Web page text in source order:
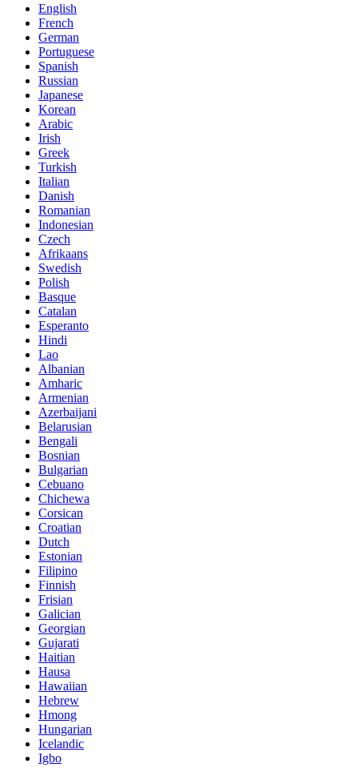
English
French
German
Portuguese
Spanish
Russian
Japanese
Korean
Arabic
Irish
Greek
Turkish
Italian
Danish
Romanian
Indonesian
Czech
Afrikaans
Swedish
Polish
Basque
Catalan
Esperanto
Hindi
Lao
Albanian
Amharic
Armenian
Azerbaijani
Belarusian
Bengali
Bosnian
Bulgarian
Cebuano
Chichewa
Corsican
Croatian
Dutch
Estonian
Filipino
Finnish
Frisian
Galician
Georgian
Gujarati
Haitian
Hausa
Hawaiian
Hebrew
Hmong
Hungarian
Icelandic
Igbo